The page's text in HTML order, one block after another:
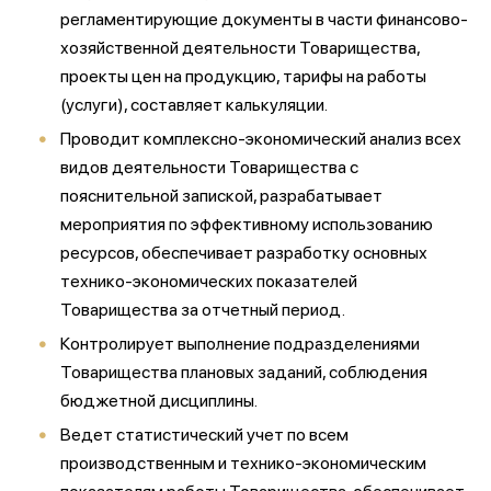
регламентирующие документы в части финансово-
хозяйственной деятельности Товарищества,
проекты цен на продукцию, тарифы на работы
(услуги), составляет калькуляции.
Проводит комплексно-экономический анализ всех
видов деятельности Товарищества с
пояснительной запиской, разрабатывает
мероприятия по эффективному использованию
ресурсов, обеспечивает разработку основных
технико-экономических показателей
Товарищества за отчетный период.
Контролирует выполнение подразделениями
Товарищества плановых заданий, соблюдения
бюджетной дисциплины.
Ведет статистический учет по всем
производственным и технико-экономическим